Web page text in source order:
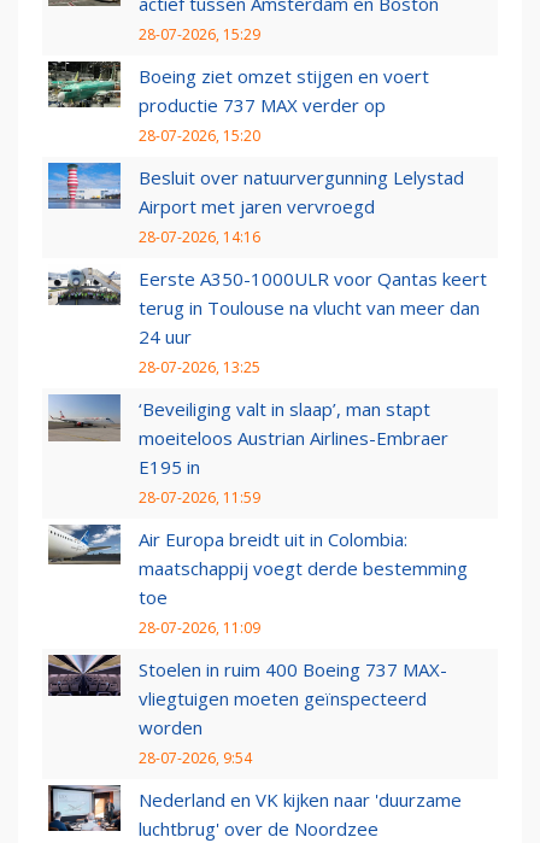
28-07-2026, 15:29
Boeing ziet omzet stijgen en voert
productie 737 MAX verder op
28-07-2026, 15:20
Besluit over natuurvergunning Lelystad
Airport met jaren vervroegd
28-07-2026, 14:16
Eerste A350-1000ULR voor Qantas keert
terug in Toulouse na vlucht van meer dan
24 uur
28-07-2026, 13:25
‘Beveiliging valt in slaap’, man stapt
moeiteloos Austrian Airlines-Embraer
E195 in
28-07-2026, 11:59
Air Europa breidt uit in Colombia:
maatschappij voegt derde bestemming
toe
28-07-2026, 11:09
Stoelen in ruim 400 Boeing 737 MAX-
vliegtuigen moeten geïnspecteerd
worden
28-07-2026, 9:54
Nederland en VK kijken naar 'duurzame
luchtbrug' over de Noordzee